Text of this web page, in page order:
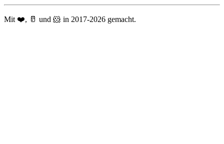
Mit ❤️, 🥛 und 🐹 in 2017-2026 gemacht.